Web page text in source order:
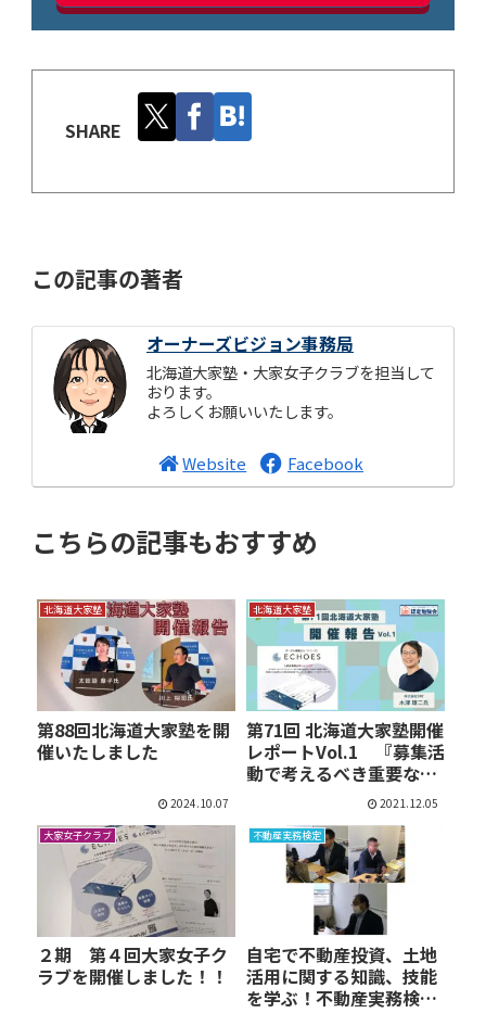
SHARE
この記事の著者
オーナーズビジョン事務局
北海道大家塾・大家女子クラブを担当して
おります。
よろしくお願いいたします。
Website Facebook
こちらの記事もおすすめ
北海道大家塾
第88回北海道大家塾を開
催いたしました
2024.10.07
北海道大家塾
第71回 北海道大家塾開催
レポートVol.1 『募集活
動で考えるべき重要な…
2021.12.05
大家女子クラブ
２期 第４回大家女子ク
ラブを開催しました！！
不動産実務検定
自宅で不動産投資、土地
活用に関する知識、技能
を学ぶ！不動産実務検